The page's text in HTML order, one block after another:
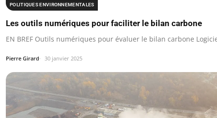
POLITIQUES ENVIRONNEMENTALES
Les outils numériques pour faciliter le bilan carbone
EN BREF Outils numériques pour évaluer le bilan carbone
Pierre Girard 30 janvier 2025